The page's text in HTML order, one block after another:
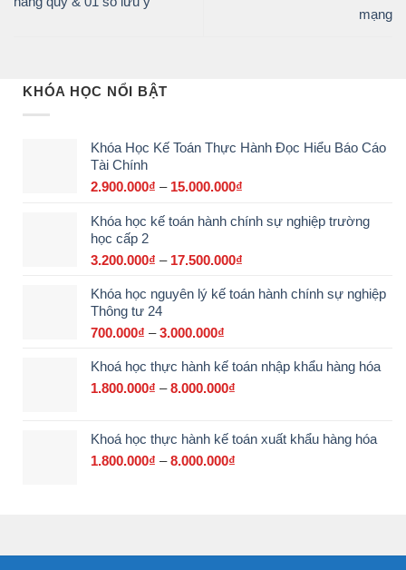
mạng
KHÓA HỌC NỔI BẬT
Khóa Học Kế Toán Thực Hành Đọc Hiểu Báo Cáo
Tài Chính
2.900.000₫ – 15.000.000₫
từ
Khóa học kế toán hành chính sự nghiệp trường
học cấp 2
3.200.000₫ – 17.500.000₫
từ
Khóa học nguyên lý kế toán hành chính sự nghiệp
Thông tư 24
700.000₫ – 3.000.000₫
từ
700.000₫
Khoá học thực hành kế toán nhập khẩu hàng hóa
1.800.000₫ – 8.000.000₫
1.800.000₫
Khoá học thực hành kế toán xuất khẩu hàng hóa
1.800.000₫ – 8.000.000₫